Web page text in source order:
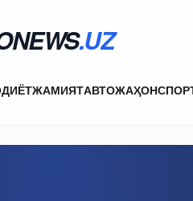
.UZ
ЖАМИЯТАВТОЖАҲОН